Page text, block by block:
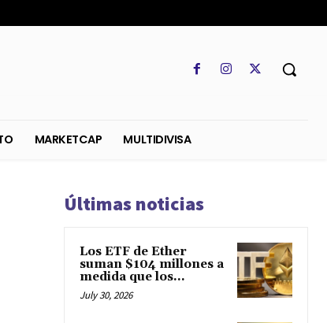
Últimas noticias
Los ETF de Ether
suman $104 millones a
medida que los...
July 30, 2026